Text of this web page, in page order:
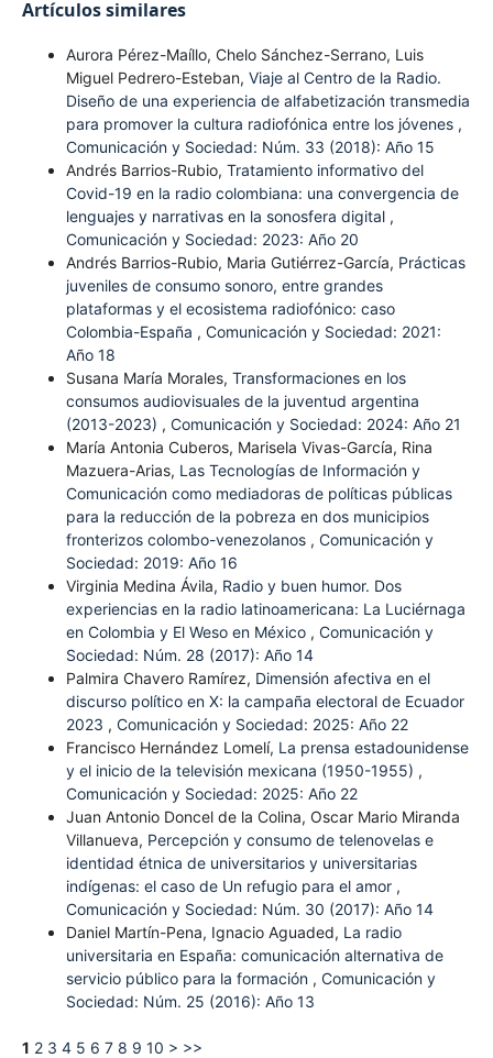
Artículos similares
Aurora Pérez-Maíllo, Chelo Sánchez-Serrano, Luis
Miguel Pedrero-Esteban, Viaje al Centro de la Radio.
Diseño de una experiencia de alfabetización transmedia
para promover la cultura radiofónica entre los jóvenes ,
Comunicación y Sociedad: Núm. 33 (2018): Año 15
Andrés Barrios-Rubio, Tratamiento informativo del
Covid-19 en la radio colombiana: una convergencia de
lenguajes y narrativas en la sonosfera digital ,
Comunicación y Sociedad: 2023: Año 20
Andrés Barrios-Rubio, Maria Gutiérrez-García, Prácticas
juveniles de consumo sonoro, entre grandes
plataformas y el ecosistema radiofónico: caso
Colombia-España , Comunicación y Sociedad: 2021:
Año 18
Susana María Morales, Transformaciones en los
consumos audiovisuales de la juventud argentina
(2013-2023) , Comunicación y Sociedad: 2024: Año 21
María Antonia Cuberos, Marisela Vivas-García, Rina
Mazuera-Arias, Las Tecnologías de Información y
Comunicación como mediadoras de políticas públicas
para la reducción de la pobreza en dos municipios
fronterizos colombo-venezolanos , Comunicación y
Sociedad: 2019: Año 16
Virginia Medina Ávila, Radio y buen humor. Dos
experiencias en la radio latinoamericana: La Luciérnaga
en Colombia y El Weso en México , Comunicación y
Sociedad: Núm. 28 (2017): Año 14
Palmira Chavero Ramírez, Dimensión afectiva en el
discurso político en X: la campaña electoral de Ecuador
2023 , Comunicación y Sociedad: 2025: Año 22
Francisco Hernández Lomelí, La prensa estadounidense
y el inicio de la televisión mexicana (1950-1955) ,
Comunicación y Sociedad: 2025: Año 22
Juan Antonio Doncel de la Colina, Oscar Mario Miranda
Villanueva, Percepción y consumo de telenovelas e
identidad étnica de universitarios y universitarias
indígenas: el caso de Un refugio para el amor ,
Comunicación y Sociedad: Núm. 30 (2017): Año 14
Daniel Martín-Pena, Ignacio Aguaded, La radio
universitaria en España: comunicación alternativa de
servicio público para la formación , Comunicación y
Sociedad: Núm. 25 (2016): Año 13
1 2 3 4 5 6 7 8 9 10 > >>